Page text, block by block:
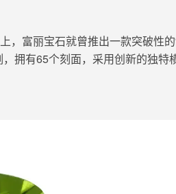
，富丽宝石就曾推出一款突破性的
拥有65个刻面， 采用创新的独特